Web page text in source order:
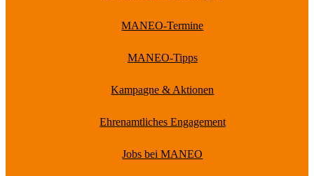
MANEO-Termine
MANEO-Tipps
Kampagne & Aktionen
Ehrenamtliches Engagement
Jobs bei MANEO